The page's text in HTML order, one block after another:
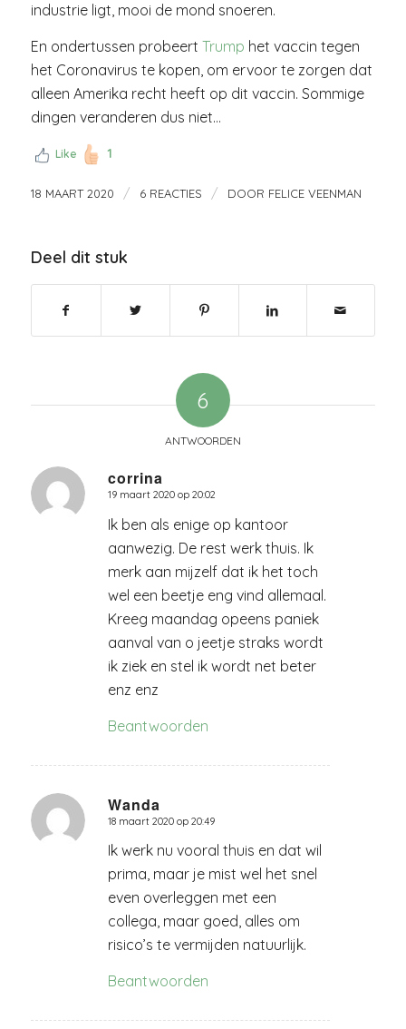
industrie ligt, mooi de mond snoeren.
En ondertussen probeert Trump het vaccin tegen
het Coronavirus te kopen, om ervoor te zorgen dat
alleen Amerika recht heeft op dit vaccin. Sommige
dingen veranderen dus niet…
Like 1
18 MAART 2020 / 6 REACTIES / DOOR FELICE VEENMAN
Deel dit stuk
6
ANTWOORDEN
corrina
zegt:
19 maart 2020 op 20:02
Ik ben als enige op kantoor
aanwezig. De rest werk thuis. Ik
merk aan mijzelf dat ik het toch
wel een beetje eng vind allemaal.
Kreeg maandag opeens paniek
aanval van o jeetje straks wordt
ik ziek en stel ik wordt net beter
enz enz
Beantwoorden
Wanda
zegt:
18 maart 2020 op 20:49
Ik werk nu vooral thuis en dat wil
prima, maar je mist wel het snel
even overleggen met een
collega, maar goed, alles om
risico’s te vermijden natuurlijk.
Beantwoorden